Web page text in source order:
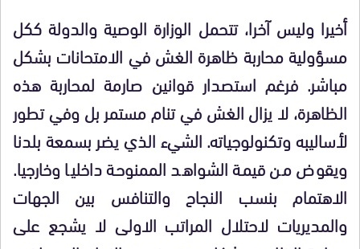
أخيرا وليس آخرا، تتحمل الوزارة الوصية والدولة ككل
مسؤولية محاربة ظاهرة الغش في الامتحانات بشكل
مباشر. فرغم استصدار قوانين صارمة لمحاربة هذه
الظاهرة، لا يزال الغش في تنام مستمر بل وفي تطور
لأساليبه وتكنولوجياته. الشيء الذي يضر بسمعة بلدنا
ويقوض من قيمة الشواهد الممنوحة داخليا وخارجيا.
الاهتمام بنسب النجاح والتنافس بين الجهات
والمديريات لاحتلال المراتب الاولى لا يشجع على